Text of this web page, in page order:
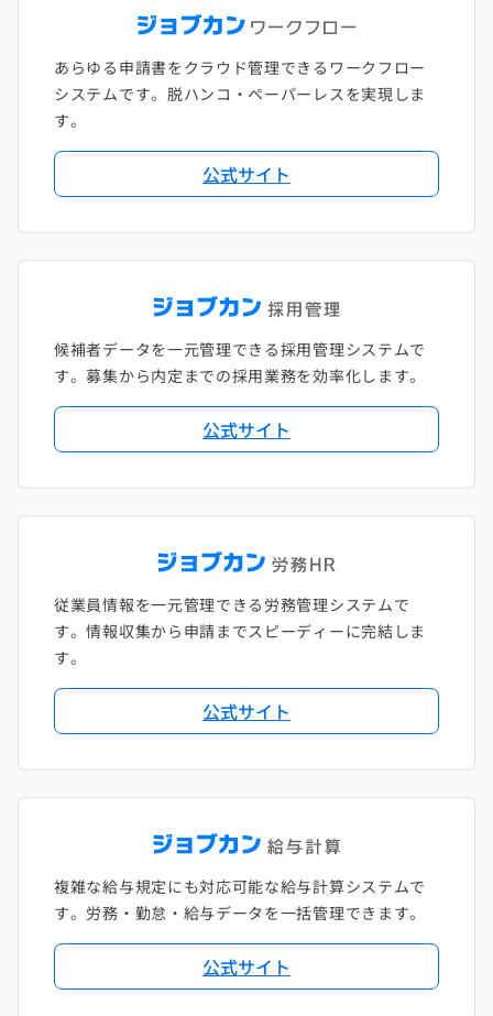
あらゆる申請書をクラウド管理できるワークフロー
システムです。脱ハンコ・ペーパーレスを実現しま
す。
公式サイト
候補者データを一元管理できる採用管理システムで
す。募集から内定までの採用業務を効率化します。
公式サイト
従業員情報を一元管理できる労務管理システムで
す。情報収集から申請までスピーディーに完結しま
す。
公式サイト
複雑な給与規定にも対応可能な給与計算システムで
す。労務・勤怠・給与データを一括管理できます。
公式サイト